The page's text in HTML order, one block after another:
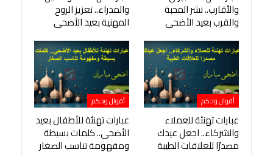
والأقارب.. نشر المحبة
والقرب بعيد الأضحى
والمدراء.. تعزيز الروح
المهنية بعيد الأضحى
أقوال وحكم
عبارات تهنئة للعملاء
والشركاء.. اجعل عيدك
مصدرًا للعلاقات الطيبة
أقوال وحكم
عبارات تهنئة للأطفال بعيد
الأضحى.. كلمات بسيطة
ومفهومة تناسب الصغار